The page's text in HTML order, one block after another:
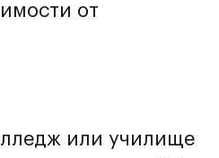
от
или училище
данных и